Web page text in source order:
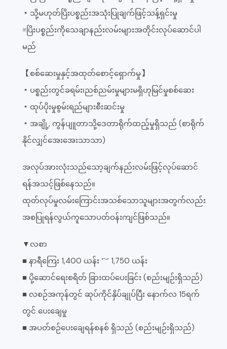
・သို့မဟုတ်ပြိးပစ္စည်းအသုံးပြုချက်ဖြင့်သန့်ရှင်းမှု
※ပြိးပစ္စည်းကိုသေချာနည်းလမ်းများအတိုင်းလုပ်ဆောင်ပါ
မည်
【စစ်ဆေးမှုနှင့်အထုတ်စောင့်ရှောက်မှု】
・ပစ္စည်းတွင်ခရမ်း၊ညစ်ညမ်းမှုများမရှိဟုမြင်မှုစစ်ဆေး
・ထုပ်ပိုးမှုစွမ်းရည်များစီးဆင်းမှု
・အချို့, ကွန်ပျူတာသို့ဒေတာရိုက်ထည့်မှုရှိသည် (စာရိုက်
နိုင်လျှင်အေးအေးသာသာ)
အလုပ်အားလုံးသည်သော့ချက်နည်းလမ်းဖြင့်လုပ်ဆောင်
ရန်အသင့်ဖြစ်နေသည်။
ထုတ်လုပ်မှုလမ်းကြောင်းအသစ်သောသူများအတွက်လည်း
အစပြုရန်လွယ်ကူသောပတ်ဝန်းကျင်ဖြစ်သည်။
▼လစာ
■ နာရီကြေး 1,400 ယန်း ～ 1,750 ယန်း
■ ပို့ဆောင်ရေးစရိတ် ခြားထပ်ပေးခြင်း (စည်းမျဉ်းရှိသည်)
■ လစဉ်အကုန်တွင် ဆုပ်ကိုင်နှိပ်ချုပ်ပြီး နောက်လ 15ရက်
တွင် ပေးချေမှု
■ အပတ်စဉ်ပေးချေရန်စနစ် ရှိသည် (စည်းမျဉ်းရှိသည်)